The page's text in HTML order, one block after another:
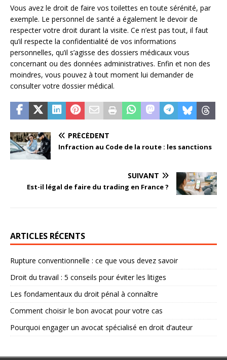
Vous avez le droit de faire vos toilettes en toute sérénité, par
exemple. Le personnel de santé a également le devoir de
respecter votre droit durant la visite. Ce n’est pas tout, il faut
qu’il respecte la confidentialité de vos informations
personnelles, qu’il s’agisse des dossiers médicaux vous
concernant ou des données administratives. Enfin et non des
moindres, vous pouvez à tout moment lui demander de
consulter votre dossier médical.
PRÉCÉDENT
Infraction au Code de la route : les sanctions
SUIVANT
Est-il légal de faire du trading en France ?
ARTICLES RÉCENTS
Rupture conventionnelle : ce que vous devez savoir
Droit du travail : 5 conseils pour éviter les litiges
Les fondamentaux du droit pénal à connaître
Comment choisir le bon avocat pour votre cas
Pourquoi engager un avocat spécialisé en droit d’auteur